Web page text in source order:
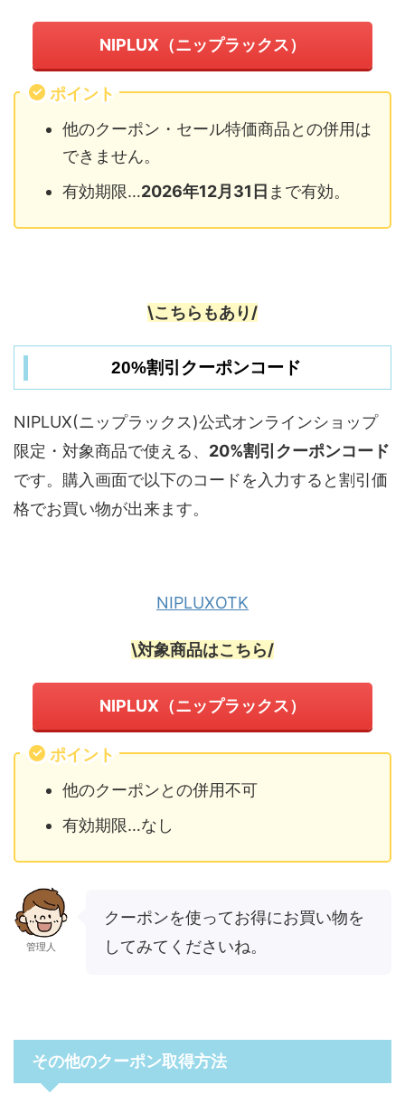
NIPLUX（ニップラックス）
ポイント
他のクーポン・セール特価商品との併用は
できません。
有効期限…2026年12月31日 まで有効。
\こちらもあり/
20%割引クーポンコード
NIPLUX(ニップラックス)公式オンラインショップ
限定・対象商品で使える、 20%割引クーポンコード
です。購入画面で以下のコードを入力すると割引価
格でお買い物が出来ます。
NIPLUXOTK
\対象商品はこちら/
NIPLUX（ニップラックス）
ポイント
他のクーポンとの併用不可
有効期限…なし
管理人
クーポンを使ってお得にお買い物を
してみてくださいね。
その他のクーポン取得方法